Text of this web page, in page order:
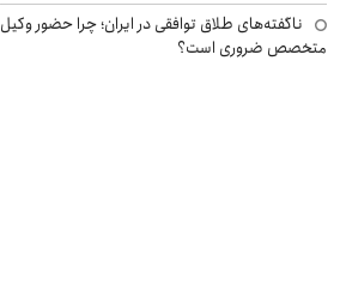
ناگفته‌های طلاق توافقی در ایران؛ چرا حضور وکیل
متخصص ضروری است؟